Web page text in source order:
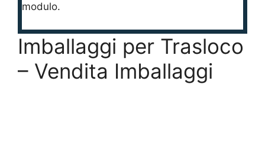
modulo.
Imballaggi per Trasloco
– Vendita Imballaggi